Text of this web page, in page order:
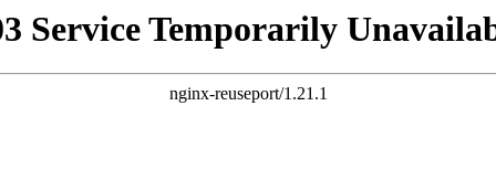
Service Temporarily
nginx-reuseport/1.21.1